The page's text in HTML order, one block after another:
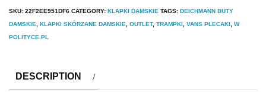
SKU: 22F2EE951DF6 CATEGORY: KLAPKI DAMSKIE TAGS: DEICHMANN BUTY
DAMSKIE, KLAPKI SKÓRZANE DAMSKIE, OUTLET, TRAMPKI , VANS PLECAKI , W
POLITYCE.PL
DESCRIPTION